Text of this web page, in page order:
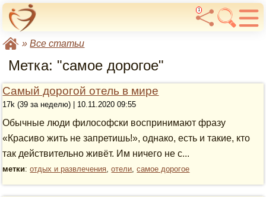
1
»Все статьи
Метка: "самое дорогое"
Самый дорогой отель в мире
17k (39 за неделю) | 10.11.2020 09:55
Обычные люди философски воспринимают фразу
«Красиво жить не запретишь!», однако, есть и такие, кто
так действительно живёт. Им ничего не с...
метки:отдых и развлечения,отели,самое дорогое